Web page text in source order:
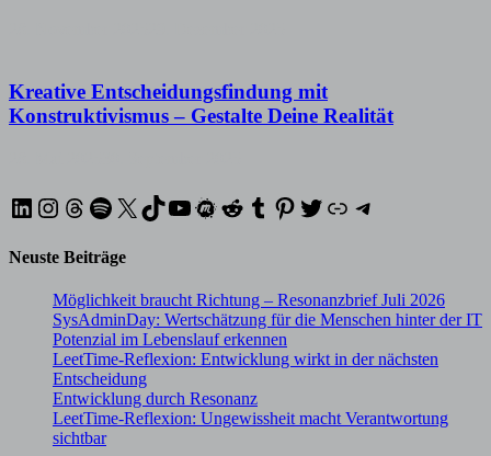
Kreative Entscheidungsfindung mit
Konstruktivismus – Gestalte Deine Realität
LinkedIn
Instagram
Threads
Spotify
X TikTok
YouTube
Meetup
Reddit
Tumblr
Pinterest
Twitter
XINGTelegram
Neuste Beiträge
Möglichkeit braucht Richtung – Resonanzbrief Juli 2026
SysAdminDay: Wertschätzung für die Menschen hinter der IT
Potenzial im Lebenslauf erkennen
LeetTime-Reflexion: Entwicklung wirkt in der nächsten
Entscheidung
Entwicklung durch Resonanz
LeetTime-Reflexion: Ungewissheit macht Verantwortung
sichtbar